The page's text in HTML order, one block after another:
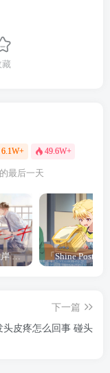
藏
6.1W+ 49.6W+
最后一天
经典杯子蛋糕 佐岸 漫画「经典杯子蛋糕」宣布真人日剧化
下一篇
头皮疼怎么回事 碰头